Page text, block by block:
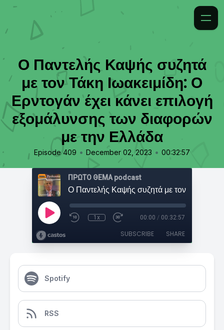
Ο Παντελής Καψής συζητά
με τον Τάκη Ιωακειμίδη: Ο
Ερντογάν έχει κάνει επιλογή
εξομάλυνσης των διαφορών
με την Ελλάδα
Episode 409 • December 02, 2023 • 00:32:57
ΠΡΩΤΟ ΘΕΜΑ podcast
1x 00:00 / 00:32:57
SUBSCRIBE SHARE
Spotify
RSS